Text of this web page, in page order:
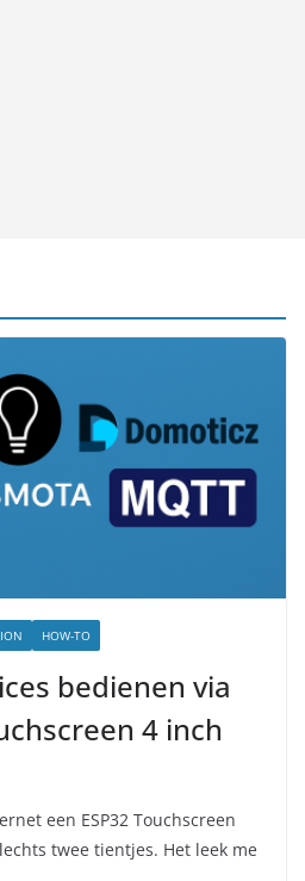
HOW-TO
bedienen via
4 inch
een ESP32 Touchscreen
twee tientjes. Het leek me